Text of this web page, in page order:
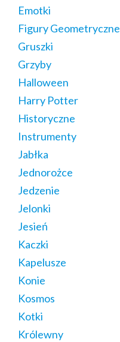
Emotki
Figury Geometryczne
Gruszki
Grzyby
Halloween
Harry Potter
Historyczne
Instrumenty
Jabłka
Jednorożce
Jedzenie
Jelonki
Jesień
Kaczki
Kapelusze
Konie
Kosmos
Kotki
Królewny